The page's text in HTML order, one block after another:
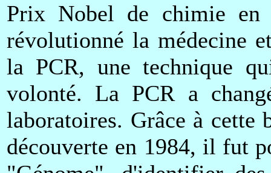
Prix Nobel de chimie en
révolutionné la médecine
la PCR, une technique
volonté. La PCR a
laboratoires. Grâce à cette
découverte en 1984, il fut